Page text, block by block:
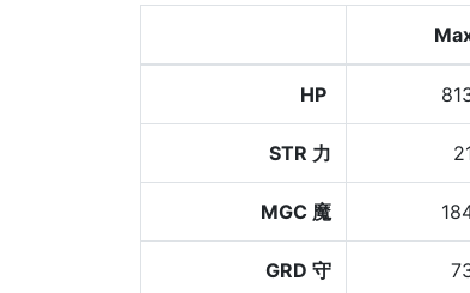
HP
STR 力
MGC 魔
GRD 守